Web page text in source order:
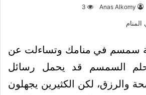
Anas Alkomy
3
سمسم في منامك وتساءلت عن
حلم السمسم قد يحمل رسائل
والرزق، لكن الكثيرين يجهلون